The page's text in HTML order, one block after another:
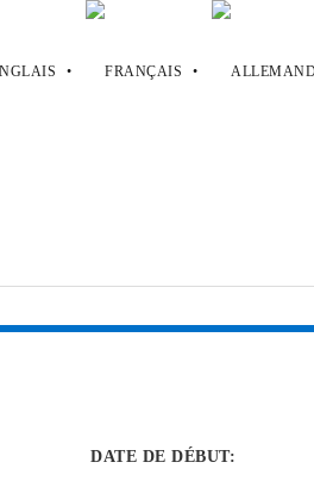
DATE DE DÉBUT: